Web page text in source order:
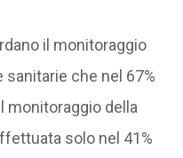
il monitoraggio
che nel 67%
monitoraggio della
solo nel 41%